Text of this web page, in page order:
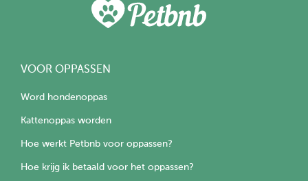
VOOR OPPASSEN
Word hondenoppas
Kattenoppas worden
Hoe werkt Petbnb voor oppassen?
Hoe krijg ik betaald voor het oppassen?